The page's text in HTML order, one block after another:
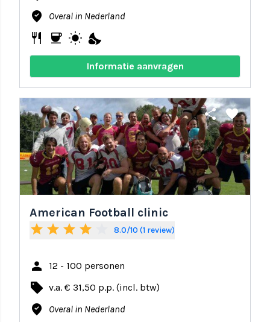
where_to_vote Overal in Nederland
restaurant coffee wb_sunny nights_stay
Informatie aanvragen
share favorite
American Football clinic
star star star star 8.0/10 (1 review)
person 12 - 100 personen
local_offer v.a. € 31,50 p.p. (incl. btw)
where_to_vote Overal in Nederland